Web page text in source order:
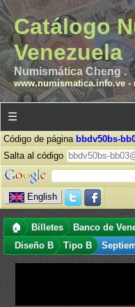
Catálogo
Venezuela
Numismática Cheng .
www.numismatica.info.ve-
☰
Código de página bbdv50bs-
Salta al código
English
🏠 Billetes Banco de
Diseño B
Tipo B